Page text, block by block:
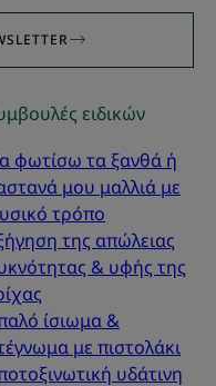
ειδικών
φωτίσω τα ξανθά ή
μου μαλλιά με
τρόπο
της απώλειας
& υφής της
ίσιωμα &
με πιστολάκι
υδάτινη